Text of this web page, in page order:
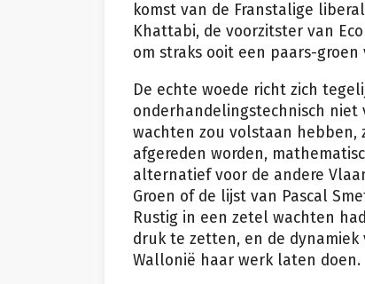
komst van de Franstalige
Khattabi, de voorzitster van
om straks ooit een paars-
De echte woede richt zich
onderhandelingstechnisch niet
wachten zou volstaan hebben,
afgereden worden,
alternatief voor de andere
Groen of de lijst van Pascal
Rustig in een zetel wachten
druk te zetten, en de dynamiek
Wallonië haar werk laten doen.